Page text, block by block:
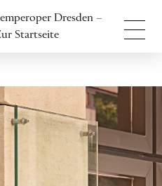
Dresden –
Startseite